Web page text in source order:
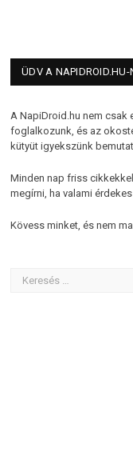
ÜDV A NAPIDROID.HU-
A NapiDroid.hu nem csak
foglalkozunk, és az
kütyüt igyekszünk
Minden nap friss
megírni, ha valami
Kövess minket, és nem